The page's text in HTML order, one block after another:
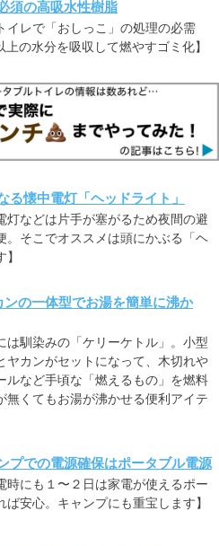
須の高吸水性樹脂
イレで「おしっこ」の処理の必需
の水分を吸収して燃やすゴミ化】
る懐中電灯「ヘッドライト」
灯などは片手が塞がるため夜間の避
。そこでオススメは頭にかぶる「ヘ
の一体型でお湯を簡単に沸か
は馴染みの「ケリーケトル」。小型
ヤカンがセットになって、木切れや
ルなど手頃な「燃えるもの」を燃料
無くてもお湯が沸かせる便利アイテ
プでの電源確保はポータブル電源
時にも１〜２日は家電が使えるポー
ば安心。キャンプにも重宝します】